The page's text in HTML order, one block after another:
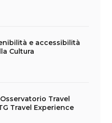
e accessibilità
Cultura
Travel
Travel Experience